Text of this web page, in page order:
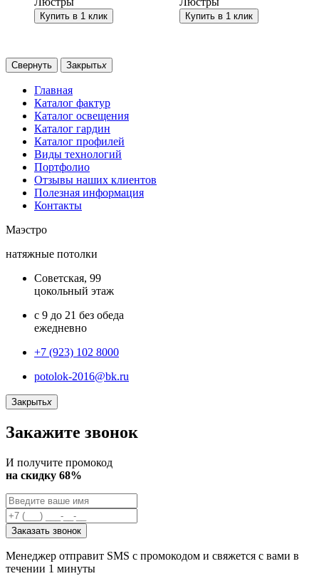
Купить в 1 клик Купить в 1 клик
Свернуть Закрытьx
Главная
Каталог фактур
Каталог освещения
Каталог гардин
Каталог профилей
Виды технологий
Портфолио
Отзывы наших клиентов
Полезная информация
Контакты
Маэстро
натяжные потолки
Советская, 99
цокольный этаж
с 9 до 21 без обеда
ежедневно
+7 (923) 102 8000
potolok-2016@bk.ru
Закрытьx
Закажите звонок
И получите промокод
на скидку 68%
Заказать звонок
Менеджер отправит SMS с промокодом и свяжется с вами в
течении 1 минуты